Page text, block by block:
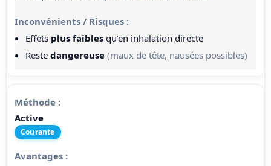
Effets plus faibles qu’en inhalation directe
Reste dangereuse (maux de tête, nausées possibles)
Active
Courante